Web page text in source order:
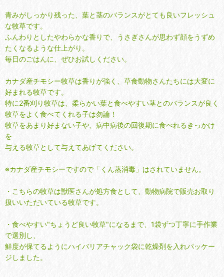
青みがしっかり残った、葉と茎のバランスがとても良いフレッシュ
な牧草です。
ふんわりとしたやわらかな香りで、うさぎさんが思わず顔をうずめ
たくなるような仕上がり。
毎日のごはんに、ぜひお試しください。
カナダ産チモシー牧草は香りが強く、草食動物さんたちには大変に
好まれる牧草です。
特に2番刈り牧草は、柔らかい葉と食べやすい茎とのバランスが良く
牧草をよく食べてくれる子は勿論！
牧草をあまり好まない子や、病中病後の回復期に食べれるきっかけ
を
与える牧草として与えてあげてください。
※カナダ産チモシーですので「くん蒸消毒」はされていません。
・こちらの牧草は獣医さんが処方食として、動物病院で販売お取り
扱いいただいている牧草です。
・食べやすい"ちょうど良い牧草"になるまで、1袋ずつ丁寧に手作業
で選別し、
鮮度が保てるようにハイバリアチャック袋に乾燥剤を入れパッケー
ジしました。